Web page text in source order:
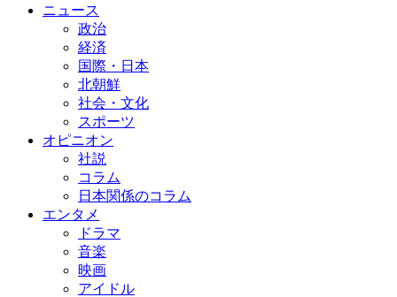
ニュース
政治
経済
国際・日本
北朝鮮
社会・文化
スポーツ
オピニオン
社説
コラム
日本関係のコラム
エンタメ
ドラマ
音楽
映画
アイドル